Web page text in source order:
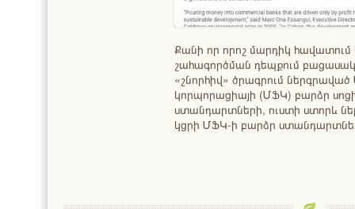
Քանի որ որոշ մարդիկ հավատում
շահագործման դեպքում
«շնորհիվ» ծրագրում
կորպորացիայի (ՄՖԿ) բարձր
ստանդարտների, ուստի ստորև
կցրի ՄՖԿ-ի բարձր